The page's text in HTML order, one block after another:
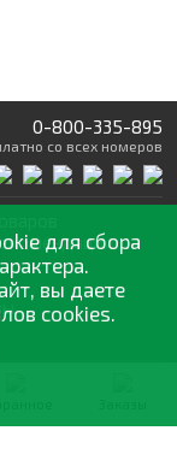
0-800-335-895
со всех номеров
для сбора
вы даете
cookies.